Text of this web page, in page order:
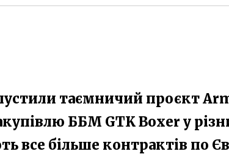
таємничий проєкт
ББМ GTK Boxer у
все більше контрактів по